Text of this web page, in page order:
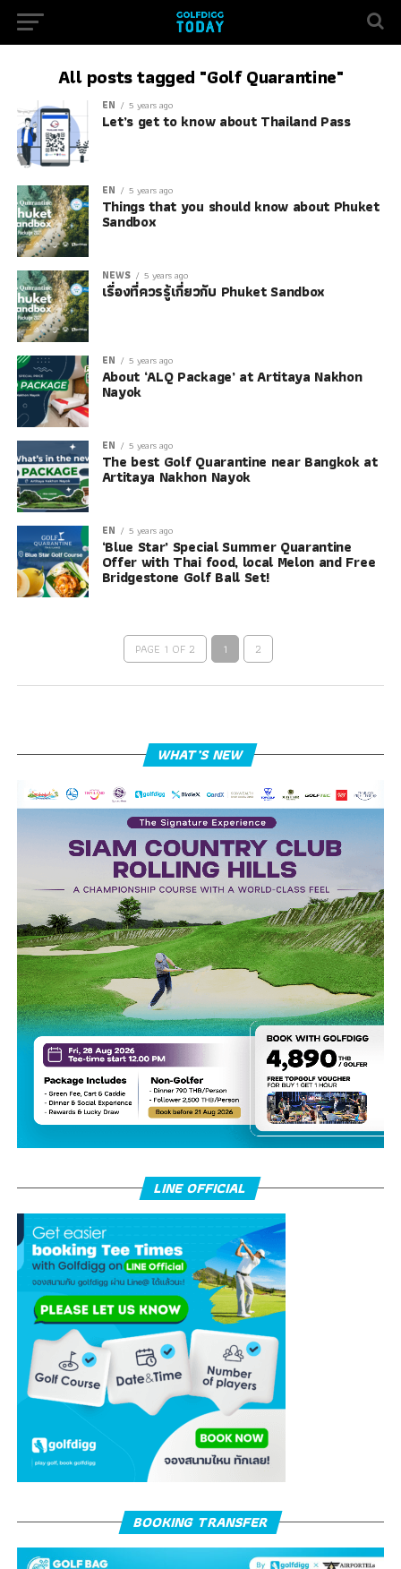
All posts tagged "Golf Quarantine"
EN 5 years ago
Let’s get to know about Thailand Pass
EN 5 years ago
Things that you should know about Phuket
Sandbox
NEWS 5 years ago
เรื่องที่ควรรู้เกี่ยวกับ Phuket Sandbox
EN 5 years ago
About ‘ALQ Package’ at Artitaya Nakhon
Nayok
EN 5 years ago
The best Golf Quarantine near Bangkok at
Artitaya Nakhon Nayok
EN 5 years ago
‘Blue Star’ Special Summer Quarantine
Offer with Thai food, local Melon and Free
Bridgestone Golf Ball Set!
PAGE 1 OF 2 1 2
WHAT’S NEW
LINE OFFICIAL
BOOKING TRANSFER